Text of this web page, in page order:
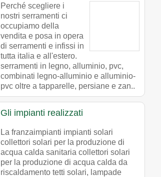
Perché scegliere i
nostri serramenti ci
occupiamo della
vendita e posa in opera
di serramenti e infissi in
tutta italia e all'estero.
serramenti in legno, alluminio, pvc,
combinati legno-alluminio e alluminio-
pvc oltre a tapparelle, persiane e zan..
Gli impianti realizzati
La franzaimpianti impianti solari
collettori solari per la produzione di
acqua calda sanitaria collettori solari
per la produzione di acqua calda da
riscaldamento tetti solari, lampade